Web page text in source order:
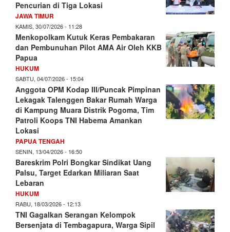
Pencurian di Tiga Lokasi
JAWA TIMUR
KAMIS, 30/07/2026 - 11:28
Menkopolkam Kutuk Keras Pembakaran
dan Pembunuhan Pilot AMA Air Oleh KKB
Papua
HUKUM
SABTU, 04/07/2026 - 15:04
Anggota OPM Kodap III/Puncak Pimpinan
Lekagak Talenggen Bakar Rumah Warga
di Kampung Muara Distrik Pogoma, Tim
Patroli Koops TNI Habema Amankan
Lokasi
PAPUA TENGAH
SENIN, 13/04/2026 - 16:50
Bareskrim Polri Bongkar Sindikat Uang
Palsu, Target Edarkan Miliaran Saat
Lebaran
HUKUM
RABU, 18/03/2026 - 12:13
TNI Gagalkan Serangan Kelompok
Bersenjata di Tembagapura, Warga Sipil